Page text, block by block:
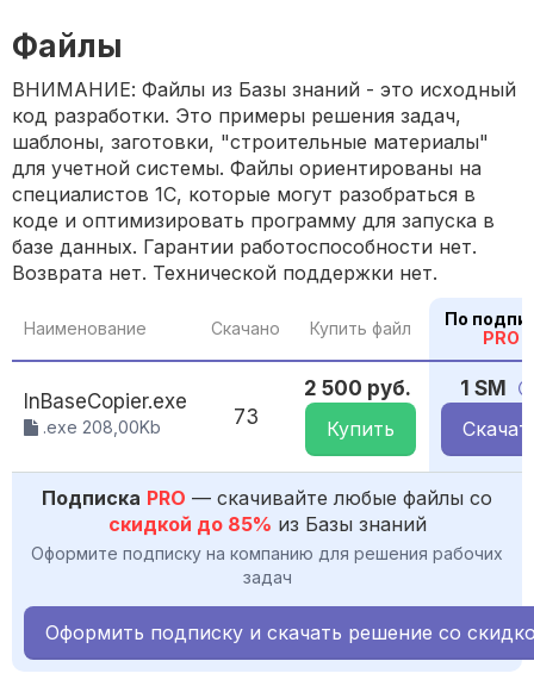
Файлы
ВНИМАНИЕ: Файлы из Базы знаний - это исходный
код разработки. Это примеры решения задач,
шаблоны, заготовки, "строительные материалы"
для учетной системы. Файлы ориентированы на
специалистов 1С, которые могут разобраться в
коде и оптимизировать программу для запуска в
базе данных. Гарантии работоспособности нет.
Возврата нет. Технической поддержки нет.
Наименование Скачано Купить файл
По
PRO
InBaseCopier.exe
.exe 208,00Kb 73
2 500 руб.
Купить
1 SM
Подписка PRO — скачивайте любые файлы со
скидкой до 85% из Базы знаний
Оформите подписку на компанию для решения рабочих
задач
Оформить подписку и скачать решение со